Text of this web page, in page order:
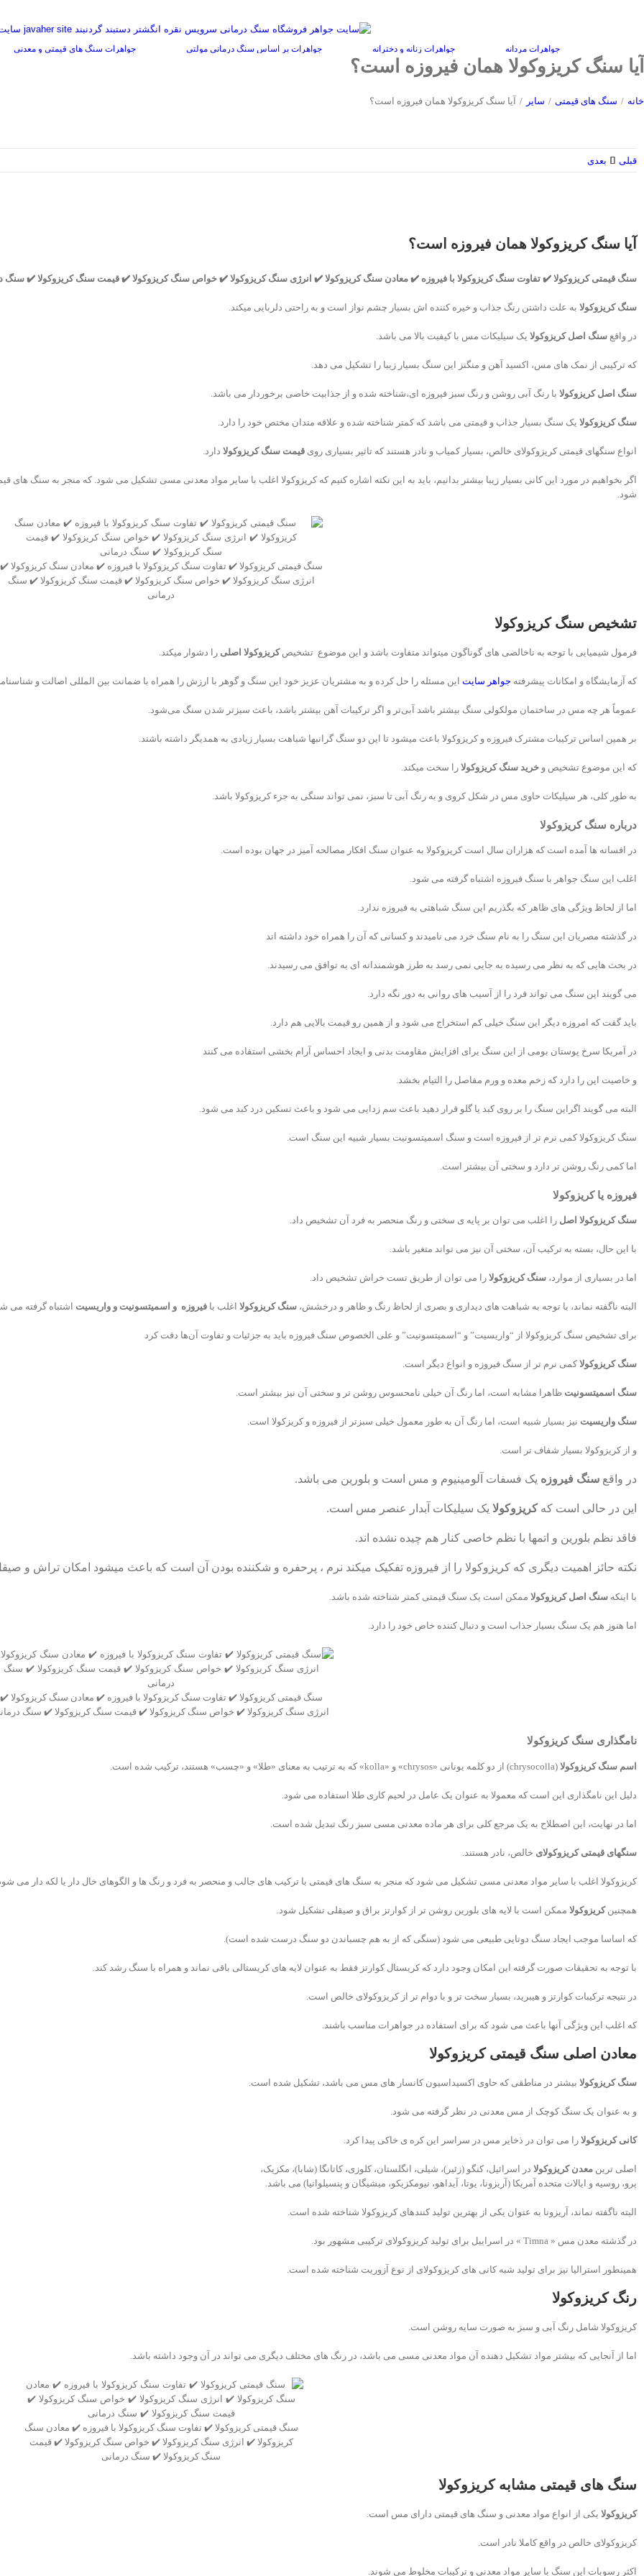
جواهرات مردانه جواهرات زنانه و دخترانه جواهرات بر اساس سنگ درمانی مولتی جواهرات سنگ های قیمتی و معدنی
آیا سنگ کریزوکولا همان فیروزه است؟
خانه / سنگ های قیمتی / سایر / آیا سنگ کریزوکولا همان فیروزه است؟
قبلی بعدی
آیا سنگ کریزوکولا همان فیروزه است؟
سنگ قیمتی کریزوکولا ✔️ تفاوت سنگ کریزوکولا با فیروزه ✔️ معادن سنگ کریزوکولا ✔️ انرژی سنگ کریزوکولا ✔️ خواص سنگ کریزوکولا ✔️ قیمت سنگ کریزوکولا ✔️ سنگ
سنگ کریزوکولا به علت داشتن رنگ جذاب و خیره کننده اش بسیار چشم نواز است و به راحتی دلربایی میکند.
در واقع سنگ اصل کریزوکولا یک سیلیکات مس با کیفیت بالا می باشد.
که ترکیبی از نمک های مس، اکسید آهن و منگنز این سنگ بسیار زیبا را تشکیل می دهد.
سنگ اصل کریزوکولا با رنگ آبی روشن و رنگ سبز فیروزه ای،شناخته شده و از جذابیت خاصی برخوردار می باشد.
سنگ کریزوکولا یک سنگ بسیار جذاب و قیمتی می باشد که کمتر شناخته شده و علاقه مندان مختص خود را دارد.
انواع سنگهای قیمتی کریزوکولای خالص، بسیار کمیاب و نادر هستند که تاثیر بسیاری روی قیمت سنگ کریزوکولا دارد.
اگر بخواهیم در مورد این کانی بسیار زیبا بیشتر بدانیم، باید به این نکته اشاره کنیم که کریزوکولا اغلب با سایر مواد معدنی مسی تشکیل می شود. که منجر به سنگ
شود.
سنگ قیمتی کریزوکولا ✔️ تفاوت سنگ کریزوکولا با فیروزه ✔️ معادن سنگ کریزوکولا ✔️
انرژی سنگ کریزوکولا ✔️ خواص سنگ کریزوکولا ✔️ قیمت سنگ کریزوکولا ✔️ سنگ
درمانی
تشخیص سنگ کریزوکولا
فرمول شیمیایی با توجه به ناخالصی های گوناگون میتواند متفاوت باشد و این موضوع تشخیصکریزوکولا اصلی را دشوار میکند.
که آزمایشگاه و امکانات پیشرفته جواهر سایت این مسئله را حل کرده و به مشتریان عزیز خود این سنگ و گوهر با ارزش را همراه با ضمانت بین المللی اصالت و
عموماً هر چه مس در ساختمان مولکولی سنگ بیشتر باشد آبی‌تر و اگر ترکیبات آهن بیشتر باشد، باعث سبز‌تر شدن سنگ می‌شود.
بر همین اساس ترکیبات مشترک فیروزه و کریزوکولا باعث میشود تا این دو سنگ گرانبها شباهت بسیار زیادی به همدیگر داشته باشند.
که این موضوع تشخیص و خرید سنگ کریزوکولا را سخت میکند.
به طور کلی، هر سیلیکات حاوی مس در شکل کروی و به رنگ آبی تا سبز، نمی تواند سنگی به جزء کریزوکولا باشد.
درباره سنگ کریزوکولا
در افسانه ها آمده است که هزاران سال است کریزوکولا به عنوان سنگ افکار مصالحه آمیز در جهان بوده است.
اغلب این سنگ جواهر با سنگ فیروزه اشتباه گرفته می شود.
اما از لحاظ ویژگی های ظاهر که بگذریم این سنگ شباهتی به فیروزه ندارد.
در گذشته مصریان این سنگ را به نام سنگ خرد می نامیدند و کسانی که آن را همراه خود داشته اند
در بحث هایی که به نظر می رسیده به جایی نمی رسد به طرز هوشمندانه ای به توافق می رسیدند.
می گویند این سنگ می تواند فرد را از آسیب های روانی به دور نگه دارد.
باید گفت که امروزه دیگر این سنگ خیلی کم استخراج می شود و از همین رو قیمت بالایی هم دارد.
در آمریکا سرخ پوستان بومی از این سنگ برای افزایش مقاومت بدنی و ایجاد احساس آرام بخشی استفاده می کنند
و خاصیت این را دارد که زخم معده و ورم مفاصل را التیام بخشد.
البته می گویند اگراین سنگ را بر روی کبد یا گلو قرار دهید باعث سم زدایی می شود و باعث تسکین درد کبد می شود.
سنگ کریزوکولا کمی نرم تر از فیروزه است و سنگ اسمیتسونیت بسیار شبیه این سنگ است.
اما کمی رنگ روشن تر دارد و سختی آن بیشتر است.
فیروزه یا کریزوکولا
سنگ کریزوکولا اصل را اغلب می توان بر پایه ی سختی و رنگ منحصر به فرد آن تشخیص داد.
با این حال، بسته به ترکیب آن، سختی آن نیز می تواند متغیر باشد.
اما در بسیاری از موارد، سنگ کریزوکولا را می توان از طریق تست خراش تشخیص داد.
البته ناگفته نماند، با توجه به شباهت های دیداری و بصری از لحاظ رنگ و ظاهر و درخشش، سنگ کریزوکولا اغلب با فیروزه و اسمیتسونیت و واریسیت اشتباه گرفته می
برای تشخیص سنگ کریزوکولا از “واریسیت” و “اسمیتسونیت” و علی الخصوص سنگ فیروزه باید به جزئیات و تفاوت آن‌ها دقت کرد
سنگ کریزوکولا کمی نرم تر از سنگ فیروزه و انواع دیگر است.
سنگ اسمیتسونیت ظاهرا مشابه است، اما رنگ آن خیلی نامحسوس روشن تر و سختی آن نیز بیشتر است.
سنگ واریسیت نیز بسیار شبیه است، اما رنگ آن به طور معمول خیلی سبزتر از فیروزه و کریزکولا است.
و از کریزوکولا بسیار شفاف تر است.
در واقع سنگ فیروزه یک فسفات آلومینیوم و مس است و بلورین می باشد.
این در حالی است کهکریزوکولا یک سیلیکات آبدار عنصر مس است.
فاقد نظم بلورین و اتمها با نظم خاصی کنار هم چیده نشده اند.
نکته حائز اهمیت دیگری که کریزوکولا را از فیروزه تفکیک میکند نرم ، پرحفره و شکننده بودن آن است که باعث میشود امکان تراش و
با اینکه سنگ اصل کریزوکولا ممکن است یک سنگ قیمتی کمتر شناخته شده باشد.
اما هنوز هم یک سنگ بسیار جذاب است و دنبال کننده خاص خود را دارد.
سنگ قیمتی کریزوکولا ✔️ تفاوت سنگ کریزوکولا با فیروزه ✔️ معادن سنگ کریزوکولا ✔️
انرژی سنگ کریزوکولا ✔️ خواص سنگ کریزوکولا ✔️ قیمت سنگ کریزوکولا ✔️ سنگ
نامگذاری سنگ کریزوکولا
اسم سنگ کریزوکولا (chrysocolla) از دو کلمه یونانی «chrysos» و «kolla» که به ترتیب به معنای «طلا» و «چسب» هستند، ترکیب شده است.
دلیل این نامگذاری این است که معمولا به عنوان یک عامل در لحیم کاری طلا استفاده می شود.
اما در نهایت، این اصطلاح به یک مرجع کلی برای هر ماده معدنی مسی سبز رنگ تبدیل شده است.
سنگهای قیمتی کریزوکولای خالص، نادر هستند.
کریزوکولا اغلب با سایر مواد معدنی مسی تشکیل می شود که منجر به سنگ های قیمتی با ترکیب های جالب و منحصر به فرد و رنگ ها و الگوهای خال دار یا لکه دار می
همچنینکریزوکولا ممکن است با لایه های بلورین روشن تر از کوارتز براق و صیقلی تشکیل شود.
که اساسا موجب ایجاد سنگ دوتایی طبیعی می شود (سنگی که از به هم چسباندن دو سنگ درست شده است).
با توجه به تحقیقات صورت گرفته این امکان وجود دارد که کریستال کوارتز فقط به عنوان لایه های کریستالی باقی نماند و همراه با سنگ رشد کند.
در نتیجه ترکیبات کوارتز و هیبرید، بسیار سخت تر و با دوام تر از کریزوکولای خالص است.
که اغلب این ویژگی آنها باعث می شود که برای استفاده در جواهرات مناسب باشند.
معادن اصلی سنگ قیمتی کریزوکولا
سنگ کریزوکولا بیشتر در مناطقی که حاوی اکسیداسیون کانسار های مس می باشد، تشکیل شده است.
و به عنوان یک سنگ کوچک از مس معدنی در نظر گرفته می شود.
کانی کریزوکولا را می توان در ذخایر مس در سراسر این کره ی خاکی پیدا کرد.
اصلی ترین معدن کریزوکولا در اسرائیل، کنگو (زئیر)، شیلی، انگلستان، کلوزی، کاتانگا (شابا)، مکزیک،
پرو، روسیه و ایالات متحده آمریکا (آریزونا، یوتا، آیداهو، نیومکزیکو، میشیگان و پنسیلوانیا) می باشد.
البته ناگفته نماند، آریزونا به عنوان یکی از بهترین تولید کنندهای کریزوکولا شناخته شده است.
در گذشته معدن مس « Timna » در اسراییل برای تولید کریزوکولای ترکیبی مشهور بود.
همینطور استرالیا نیز برای تولید شبه کانی های کریزوکولای از نوع آزوریت شناخته شده است.
رنگ کریزوکولا
کریزوکولا شامل رنگ آبی و سبز به صورت سایه روشن است.
اما از آنجایی که بیشتر مواد تشکیل دهنده آن مواد معدنی مسی می باشد، در رنگ های مختلف دیگری می تواند در آن وجود داشته باشد.
سنگ قیمتی کریزوکولا ✔️ تفاوت سنگ کریزوکولا با فیروزه ✔️ معادن سنگ
کریزوکولا ✔️ انرژی سنگ کریزوکولا ✔️ خواص سنگ کریزوکولا ✔️ قیمت
سنگ کریزوکولا ✔️ سنگ درمانی
سنگ های قیمتی مشابه کریزوکولا
کریزوکولا یکی از انواع مواد معدنی و سنگ های قیمتی دارای مس است.
کریزوکولای خالص در واقع کاملا نادر است.
اکثر رسوبات این سنگ با سایر مواد معدنی و ترکیبات مخلوط می شوند.